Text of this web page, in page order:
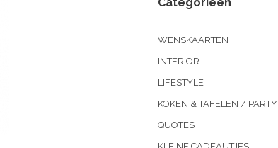
WENSKAARTEN
INTERIOR
LIFESTYLE
KOKEN & TAFELEN / PARTY
QUOTES